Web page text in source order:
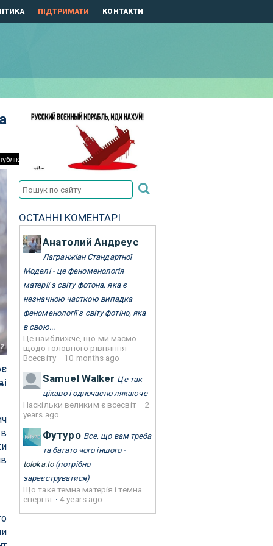
ПІДТРИМАТИ КОНТАКТИ
ОСТАННІ КОМЕНТАРІ
Анатолий Андреус
Лагранжіан Стандартної
Моделі - це феноменологія
матерії з світу фотона, яка є
незначною часткою випадка
феноменології з світу фотіно, яка
в свою...
Це найближче, що ми маємо
щодо головного рівняння
Всесвіту · 10 months ago
Samuel Walker Це так
цікаво і одночасно лякаюче
Наскільки великим є всесвіт · 2
years ago
Футуро Все, що вам треба
та багато чого іншого -
toloka.to(потрібно
зареєструватися)
Що таке темна матерія і темна
енергія ·4 years ago